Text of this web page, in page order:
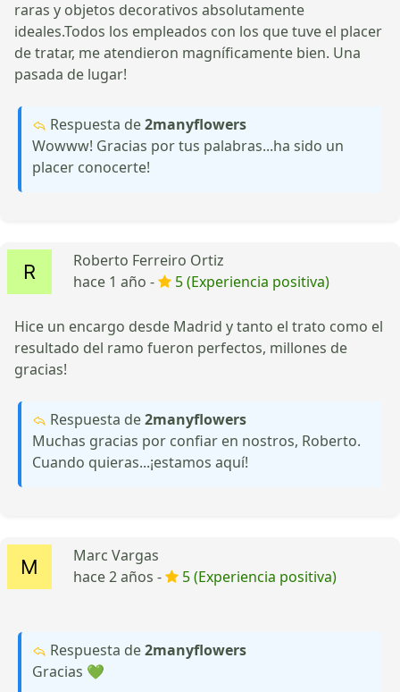
raras y objetos decorativos absolutamente
ideales.Todos los empleados con los que tuve el placer
de tratar, me atendieron magníficamente bien. Una
pasada de lugar!
Respuesta de2manyflowers
Wowww! Gracias por tus palabras...ha sido un
placer conocerte!
Roberto Ferreiro Ortiz
hace 1 año -
5 (Experiencia positiva)
Hice un encargo desde Madrid y tanto el trato como el
resultado del ramo fueron perfectos, millones de
gracias!
Respuesta de2manyflowers
Muchas gracias por confiar en nostros, Roberto.
Cuando quieras...¡estamos aquí!
Marc Vargas
hace 2 años -
5 (Experiencia positiva)
Respuesta de2manyflowers
Gracias 💚